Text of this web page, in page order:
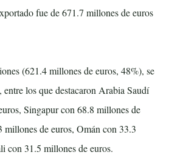
fue de 671.7 millones de euros
(621.4 millones de euros, 48%), se
entre los que destacaron Arabia Saudí
Singapur con 68.8 millones de
millones de euros, Omán con 33.3
con 31.5 millones de euros.